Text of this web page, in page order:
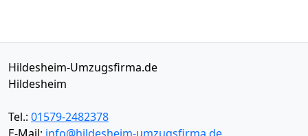
Hildesheim-Umzugsfirma.de
Hildesheim
Tel.: 01579-2482378